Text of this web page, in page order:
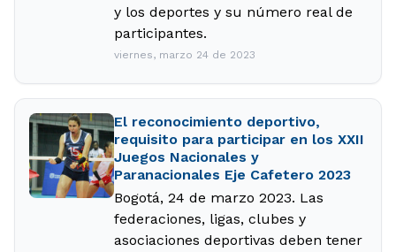
y los deportes y su número real de
participantes.
viernes, marzo 24 de 2023
El reconocimiento deportivo,
requisito para participar en los XXII
Juegos Nacionales y
Paranacionales Eje Cafetero 2023
Bogotá, 24 de marzo 2023. Las
federaciones, ligas, clubes y
asociaciones deportivas deben tener